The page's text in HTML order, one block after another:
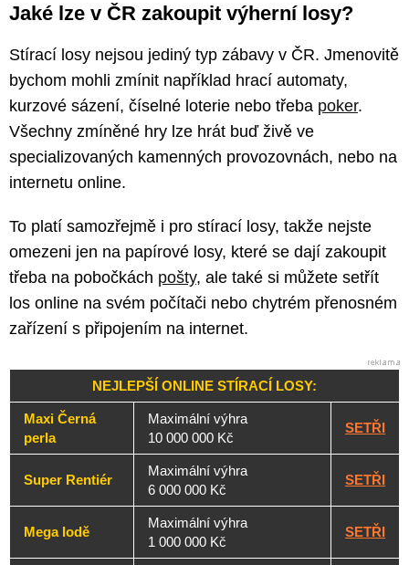
Jaké lze v ČR zakoupit výherní losy?
Stírací losy nejsou jediný typ zábavy v ČR. Jmenovitě
bychom mohli zmínit například hrací automaty,
kurzové sázení, číselné loterie nebo třeba poker.
Všechny zmíněné hry lze hrát buď živě ve
specializovaných kamenných provozovnách, nebo na
internetu online.
To platí samozřejmě i pro stírací losy, takže nejste
omezeni jen na papírové losy, které se dají zakoupit
třeba na pobočkách pošty, ale také si můžete setřít
los online na svém počítači nebo chytrém přenosném
zařízení s připojením na internet.
NEJLEPŠÍ ONLINE STÍRACÍ LOSY:
Maxi Černá
perla
Maximální výhra
10 000 000 Kč
SETŘI
Super Rentiér
Maximální výhra
6 000 000 Kč
SETŘI
Mega lodě
Maximální výhra
1 000 000 Kč
SETŘI